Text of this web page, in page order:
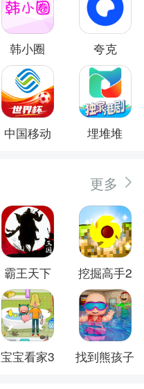
韩小圈 夸克
中国移动 埋堆堆
更多
霸王天下 挖掘高手2
宝宝看家3 找到熊孩子